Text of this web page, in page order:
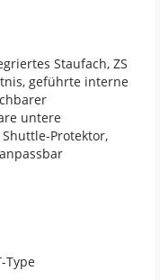
Staufach, ZS
geführte interne
untere
Protektor,
anpassbar
Type